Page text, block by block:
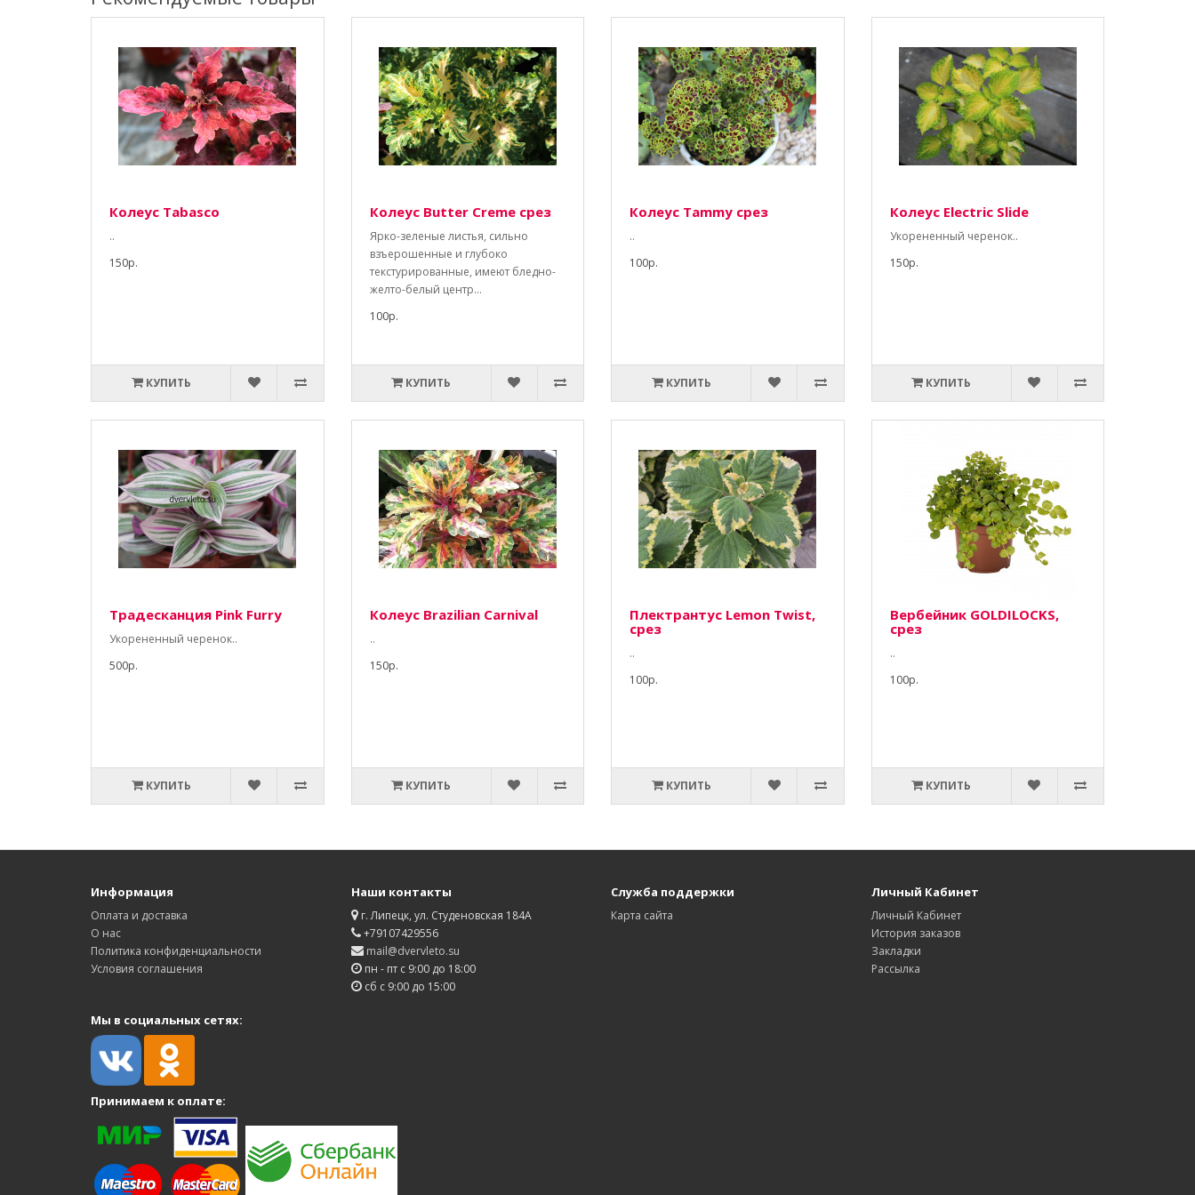
Колеус Tabasco
..
150р.
КУПИТЬ
Колеус Butter Creme срез
Ярко-зеленые листья, сильно
взъерошенные и глубоко
текстурированные, имеют бледно-
желто-белый центр...
100р.
КУПИТЬ
Колеус Tammy срез
..
100р.
КУПИТЬ
Колеус Electric Slide
Укорененный черенок..
150р.
КУПИТЬ
Традесканция Pink Furry
Укорененный черенок..
500р.
КУПИТЬ
Колеус Brazilian Carnival
..
150р.
КУПИТЬ
Плектрантус Lemon Twist,
срез
..
100р.
КУПИТЬ
Вербейник GOLDILOCKS,
срез
..
100р.
КУПИТЬ
Информация
Оплата и доставка
О нас
Политика конфиденциальности
Условия соглашения
Наши контакты
г. Липецк, ул. Студеновская 184А
+79107429556
mail@dvervleto.su
пн - пт с 9:00 до 18:00
сб с 9:00 до 15:00
Служба поддержки
Карта сайта
Личный Кабинет
Личный Кабинет
История заказов
Закладки
Рассылка
Мы в социальных сетях:
Принимаем к оплате: